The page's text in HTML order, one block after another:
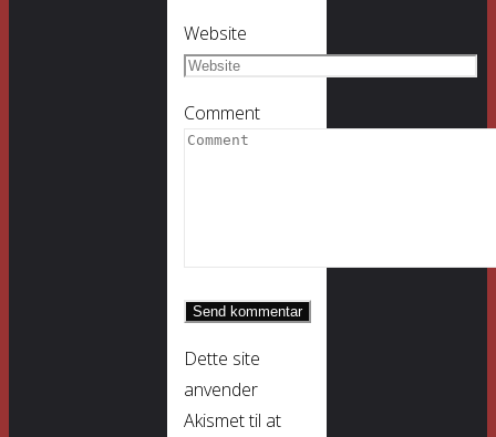
Website
Comment
Dette site
anvender
Akismet til at